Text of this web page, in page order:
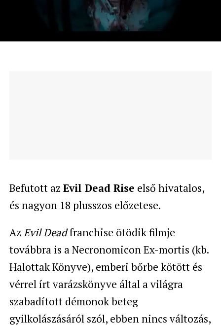
Befutott az Evil Dead Rise első hivatalos,
és nagyon 18 plusszos előzetese.
Az Evil Deadfranchise ötödik filmje
továbbra is a Necronomicon Ex-mortis (kb.
Halottak Könyve), emberi bőrbe kötött és
vérrel írt varázskönyve által a világra
szabadított démonok beteg
gyilkolászásáról szól, ebben nincs változás,